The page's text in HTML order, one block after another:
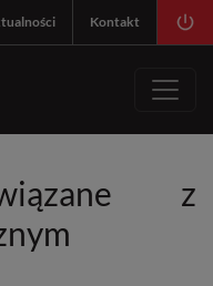
Kontakt
z